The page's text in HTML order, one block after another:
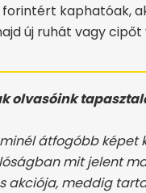
forintért kaphatóak,
új ruhát vagy cipőt
olvasóink
átfogóbb képet
mit jelent
akciója, meddig